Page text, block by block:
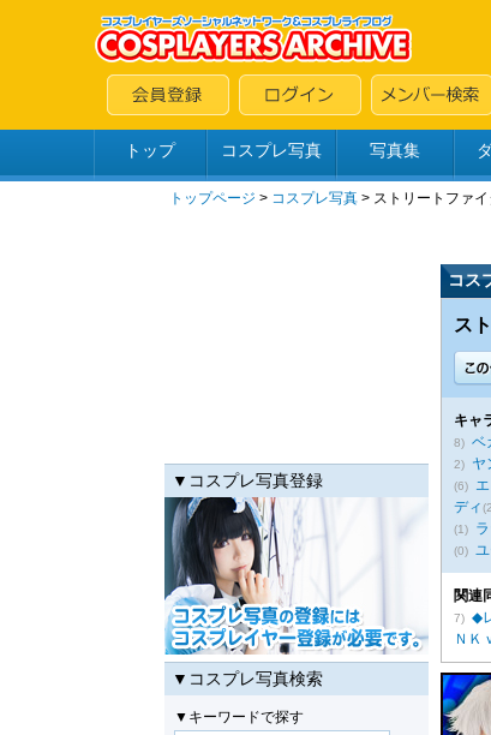
トップ コスプレ写真 写真集
トップページ > コスプレ写真 > ストリートファイ
▼コスプレ写真登録
▼コスプレ写真検索
▼キーワードで探す
コス
ス
キャ
8) ベ
2)
ヤ
(6)
ディ
(1)
(0)
関連
7) ◆
ＮＫ